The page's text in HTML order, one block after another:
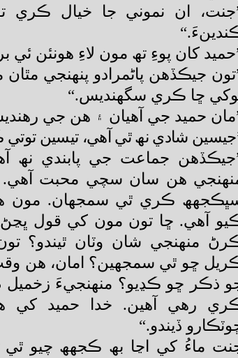
ان نموني جا خيال ڪري
کان پوءِ تھ مون لاءِ ھونئن ئي
جيڪڏھن پاڻمرادو پنھنجي مٿان
ڇا ڪري سگھنديس.“
حميد جي آھيان ۽ ھن جي
شادي نھ ٿي آھي، تيسين توتي
جماعت جي پابندي نھ
ھن سان سچي محبت آھي.
ڪري ٿي سمجھان. مون
آھي. ڇا تون مون کي قول ڀڃڻ
منھنجي شان وٽان ٿيندو؟
ڇو ٿي سمجھين؟ امان، ھن
ذڪر ڇو ڪڍيو؟ منھنجيءَ
رھي آھين. خدا حميد کي
ڏيندو.“
ماءُ کي اڃا بھ ڪجھھ چيو ٿي